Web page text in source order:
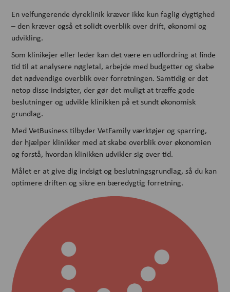
En velfungerende dyreklinik kræver ikke kun faglig dygtighed
– den kræver også et solidt overblik over drift, økonomi og
udvikling.
Som klinikejer eller leder kan det være en udfordring at finde
tid til at analysere nøgletal, arbejde med budgetter og skabe
det nødvendige overblik over forretningen. Samtidig er det
netop disse indsigter, der gør det muligt at træffe gode
beslutninger og udvikle klinikken på et sundt økonomisk
grundlag.
Med VetBusiness tilbyder VetFamily værktøjer og sparring,
der hjælper klinikker med at skabe overblik over økonomien
og forstå, hvordan klinikken udvikler sig over tid.
Målet er at give dig indsigt og beslutningsgrundlag, så du kan
optimere driften og sikre en bæredygtig forretning.